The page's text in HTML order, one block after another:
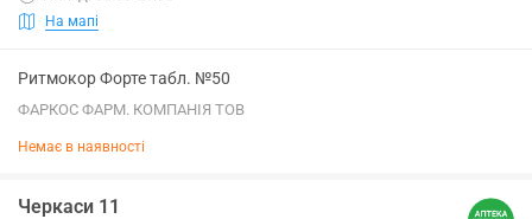
На мапі
Ритмокор Форте табл. №50
ФАРКОС ФАРМ. КОМПАНІЯ ТОВ
Немає в наявності
Черкаси 11